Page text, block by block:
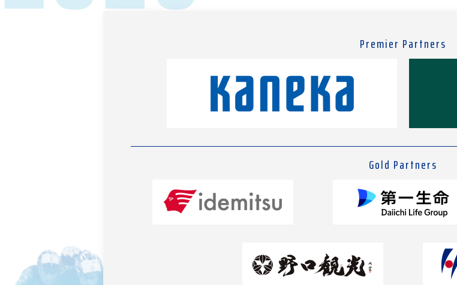
Premier Partners
Gold Partners